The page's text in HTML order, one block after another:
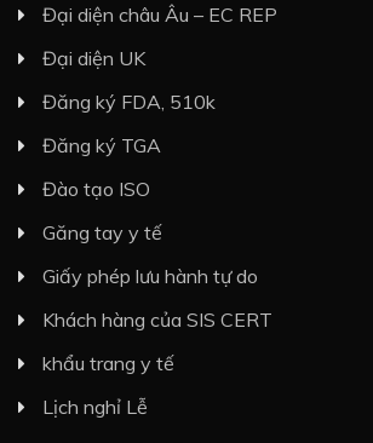
Đại diện châu Âu – EC REP
Đại diện UK
Đăng ký FDA, 510k
Đăng ký TGA
Đào tạo ISO
Găng tay y tế
Giấy phép lưu hành tự do
Khách hàng của SIS CERT
khẩu trang y tế
Lịch nghỉ Lễ